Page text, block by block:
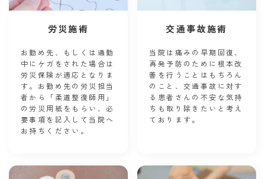
労災施術
お勤め先、もしくは通勤
中にケガをされた場合は
労災保険が適応となりま
す。お勤め先の労災担当
者から「柔道整復師用」
の労災用紙をもらい、必
要事項を記入して当院へ
お持ちください。
交通事故施術
当院は痛みの早期回復、
再発予防のために根本改
善を行うことはもちろん
のこと、交通事故に対す
る患者さんの不安な気持
ちも取り除きたいと考え
ております。